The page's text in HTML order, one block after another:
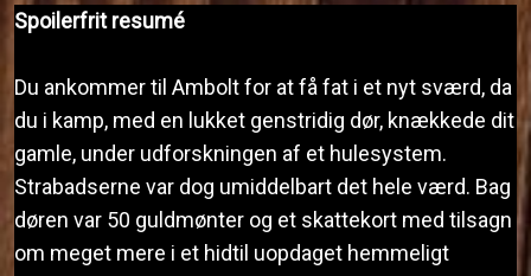
Spoilerfrit resumé
Du ankommer til Ambolt for at få fat i et nyt sværd, da
du i kamp, med en lukket genstridig dør, knækkede dit
gamle, under udforskningen af et hulesystem.
Strabadserne var dog umiddelbart det hele værd. Bag
døren var 50 guldmønter og et skattekort med tilsagn
om meget mere i et hidtil uopdaget hemmeligt